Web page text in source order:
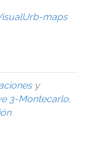
maps
y
3-Montecarlo,